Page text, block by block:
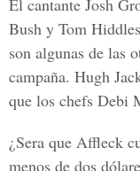
El cantante Josh
Bush y Tom
son algunas de las
campaña. Hugh
que los chefs Debi
¿Sera que Affleck
menos de dos